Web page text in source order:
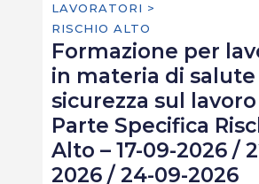
LAVORATORI >
RISCHIO ALTO
Formazione per
in materia di salute
sicurezza sul lavoro
Parte Specifica
Alto – 17-09-2026 /
2026 / 24-09-2026